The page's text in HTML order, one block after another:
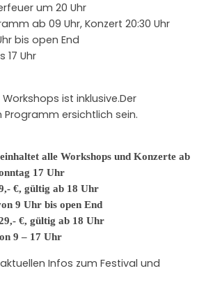
um 20 Uhr
ab 09 Uhr, Konzert 20:30 Uhr
bis open End
17 Uhr
ist inklusive.Der
ersichtlich sein.
alle Workshops und Konzerte ab
17 Uhr
€, gültig ab 18 Uhr
9 Uhr bis open End
€, gültig ab 18 Uhr
9 – 17 Uhr
Infos zum Festival und